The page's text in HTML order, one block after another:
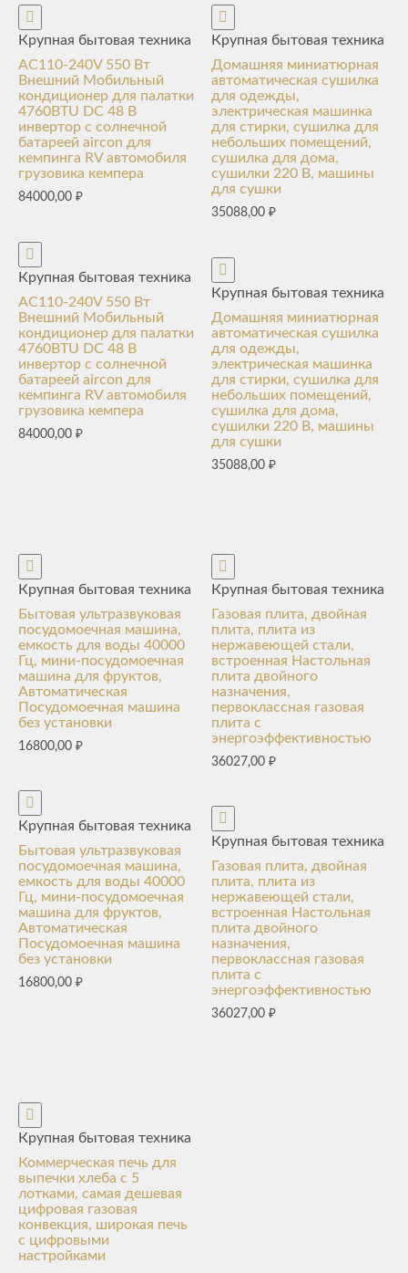
Крупная бытовая техника
AC110-240V 550 Вт
Внешний Мобильный
кондиционер для палатки
4760BTU DC 48 В
инвертор с солнечной
батареей aircon для
кемпинга RV автомобиля
грузовика кемпера
84000,00 ₽
Крупная бытовая техника
AC110-240V 550 Вт
Внешний Мобильный
кондиционер для палатки
4760BTU DC 48 В
инвертор с солнечной
батареей aircon для
кемпинга RV автомобиля
грузовика кемпера
84000,00 ₽
Крупная бытовая техника
Домашняя миниатюрная
автоматическая сушилка
для одежды,
электрическая машинка
для стирки, сушилка для
небольших помещений,
сушилка для дома,
сушилки 220 В, машины
для сушки
35088,00₽
Крупная бытовая техника
Домашняя миниатюрная
автоматическая сушилка
для одежды,
электрическая машинка
для стирки, сушилка для
небольших помещений,
сушилка для дома,
сушилки 220 В, машины
для сушки
35088,00₽
Крупная бытовая техника
Бытовая ультразвуковая
посудомоечная машина,
емкость для воды 40000
Гц, мини-посудомоечная
машина для фруктов,
Автоматическая
Посудомоечная машина
без установки
16800,00 ₽
Крупная бытовая техника
Бытовая ультразвуковая
посудомоечная машина,
емкость для воды 40000
Гц, мини-посудомоечная
машина для фруктов,
Автоматическая
Посудомоечная машина
без установки
16800,00 ₽
Крупная бытовая техника
Газовая плита, двойная
плита, плита из
нержавеющей стали,
встроенная Настольная
плита двойного
назначения,
первоклассная газовая
плита с
энергоэффективностью
36027,00₽
Крупная бытовая техника
Газовая плита, двойная
плита, плита из
нержавеющей стали,
встроенная Настольная
плита двойного
назначения,
первоклассная газовая
плита с
энергоэффективностью
36027,00₽
Крупная бытовая техника
Коммерческая печь для
выпечки хлеба с 5
лотками, самая дешевая
цифровая газовая
конвекция, широкая печь
с цифровыми
настройками